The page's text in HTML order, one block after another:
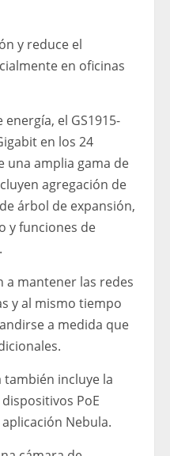
y reduce el
en oficinas
el GS1915-
en los 24
una amplia gama de
agregación de
árbol de expansión,
y funciones de
a mantener las redes
y al mismo tiempo
a medida que
incluye la
PoE
Nebula.